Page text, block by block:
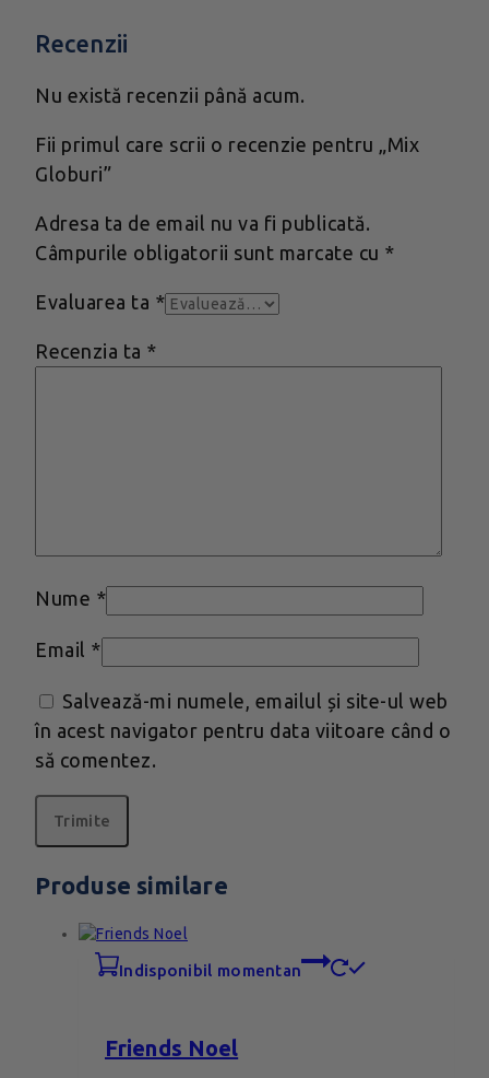
Recenzii
Nu există recenzii până acum.
Fii primul care scrii o recenzie pentru „Mix
Globuri”
Adresa ta de email nu va fi publicată.
Câmpurile obligatorii sunt marcate cu *
Evaluarea ta *
Recenzia ta *
Nume *
Email *
Salvează-mi numele, emailul și site-ul web
în acest navigator pentru data viitoare când o
să comentez.
Produse similare
indisponibil momentan
Friends Noel